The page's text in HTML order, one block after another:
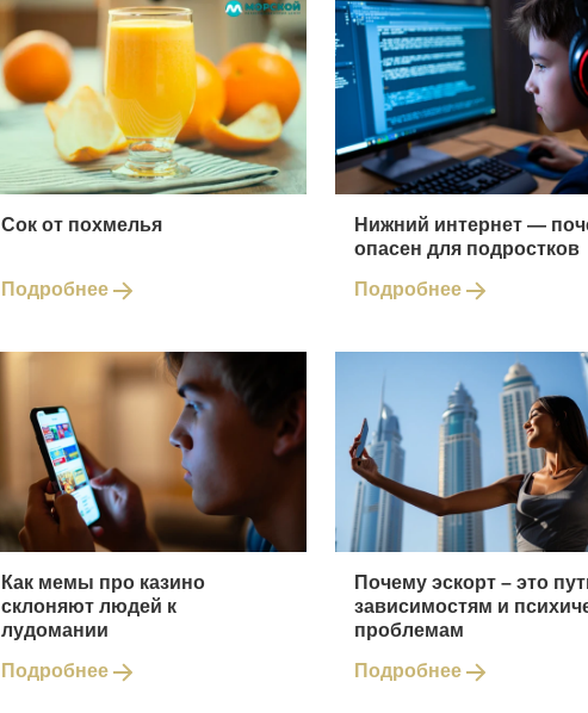
Сок от похмелья
Подробнее
Нижний интернет —
опасен для подростков
Подробнее
Как мемы про казино
склоняют людей к
лудомании
Подробнее
Почему эскорт – это
зависимостям и
проблемам
Подробнее